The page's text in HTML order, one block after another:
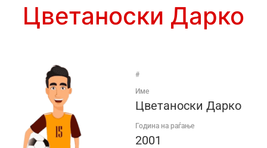
Цветаноски Дарко
#
Име
Цветаноски Дарко
Година на раѓање
2001